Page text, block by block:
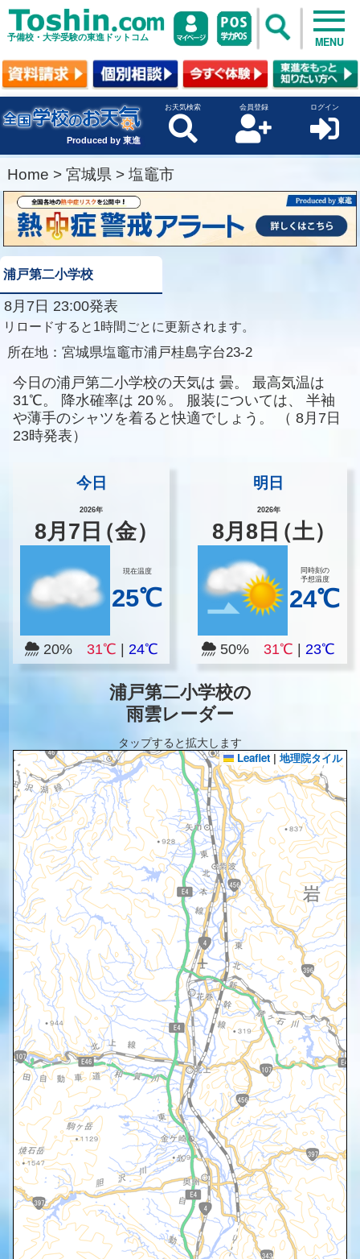
予備校・大学受験の東進ドットコム MENU
Produced by 東進
お天気検索 会員登録 ログイン
Home > 宮城県 > 塩竈市
浦戸第二小学校
8月7日 23:00発表
リロードすると1時間ごとに更新されます。
所在地： 宮城県塩竈市浦戸桂島字台23-2
今日の浦戸第二小学校の天気は 曇。
最高気温は
31℃。
降水確率は 20％。 服装については、
半袖
や薄手のシャツを着ると快適でしょう。
（ 8月7日
23時発表）
今日
2026年
8月 7 日（金）
現在温度
25℃
20% 31℃ 24℃
明日
2026年
8月8 日（土）
同時刻の
予想温度
24℃
50%31℃ |23℃
浦戸第二小学校の
雨雲レーダー
タップすると拡大します
Leaflet | 地理院タイル